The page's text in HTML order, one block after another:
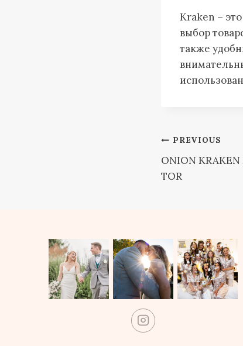
Kraken –
выбор
также
Post
navigation
PREVIOUS
ONION
TOR